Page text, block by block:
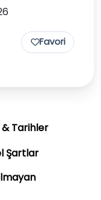
Favori
Tarihler
Şartlar